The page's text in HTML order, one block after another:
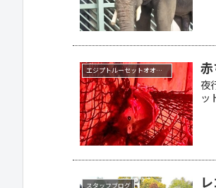
エジプトルーセットオオコウモリ
夜
ッ
スタッフブログ